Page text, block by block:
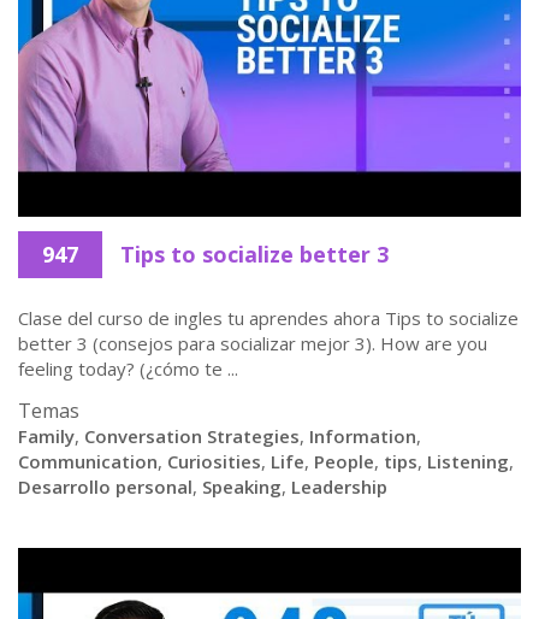
947 Tips to socialize better 3
Clase del curso de ingles tu aprendes ahora Tips to socialize
better 3 (consejos para socializar mejor 3). How are you
feeling today? (¿cómo te ...
Temas
Family, Conversation Strategies, Information,
Communication, Curiosities, Life, People, tips, Listening,
Desarrollo personal, Speaking, Leadership